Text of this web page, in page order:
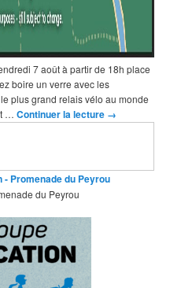
7 août à partir de 18h place
boire un verre avec les
plus grand relais vélo au monde
…Continuer la lecture →
- Promenade du Peyrou
du Peyrou